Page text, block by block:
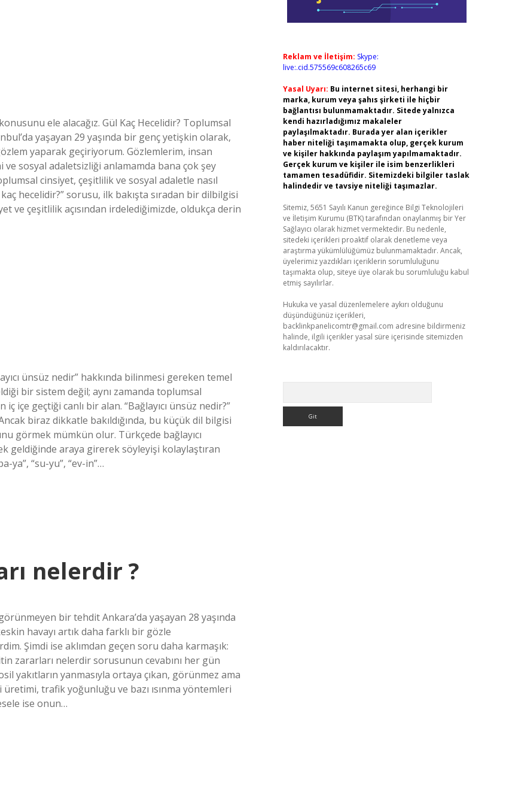
ele alacağız. Gül Kaç Hecelidir? Toplumsal
yaşayan 29 yaşında bir genç yetişkin olarak,
yaparak geçiriyorum. Gözlemlerim, insan
sosyal adaletsizliği anlamamda bana çok şey
cinsiyet, çeşitlilik ve sosyal adaletle nasıl
hecelidir?” sorusu, ilk bakışta sıradan bir dilbilgisi
çeşitlilik açısından irdelediğimizde, oldukça derin
ünsüz nedir” hakkında bilinmesi gereken temel
bir sistem değil; aynı zamanda toplumsal
geçtiği canlı bir alan. “Bağlayıcı ünsüz nedir?”
biraz dikkatle bakıldığında, bu küçük dil bilgisi
görmek mümkün olur. Türkçede bağlayıcı
geldiğinde araya girerek söyleyişi kolaylaştıran
ya”, “su-yu”, “ev-in”…
nelerdir ?
bir tehdit Ankara’da yaşayan 28 yaşında
havayı artık daha farklı bir gözle
Şimdi ise aklımdan geçen soru daha karmaşık:
zararları nelerdir sorusunun cevabını her gün
yakıtların yanmasıyla ortaya çıkan, görünmez ama
trafik yoğunluğu ve bazı ısınma yöntemleri
ise onun…
Reklam ve İletişim: Skype:
live:.cid.575569c608265c69
Yasal Uyarı: Bu internet sitesi, herhangi bir
marka, kurum veya şahıs şirketi ile hiçbir
bağlantısı bulunmamaktadır. Sitede yalnızca
kendi hazırladığımız makaleler
paylaşılmaktadır. Burada yer alan içerikler
haber niteliği taşımamakta olup, gerçek kurum
ve kişiler hakkında paylaşım yapılmamaktadır.
Gerçek kurum ve kişiler ile isim benzerlikleri
tamamen tesadüfidir. Sitemizdeki bilgiler taslak
halindedir ve tavsiye niteliği taşımazlar.
Sitemiz, 5651 Sayılı Kanun gereğince Bilgi Teknolojileri
ve İletişim Kurumu (BTK) tarafından onaylanmış bir Yer
Sağlayıcı olarak hizmet vermektedir. Bu nedenle,
sitedeki içerikleri proaktif olarak denetleme veya
araştırma yükümlülüğümüz bulunmamaktadır. Ancak,
üyelerimiz yazdıkları içeriklerin sorumluluğunu
taşımakta olup, siteye üye olarak bu sorumluluğu kabul
etmiş sayılırlar.
Hukuka ve yasal düzenlemelere aykırı olduğunu
düşündüğünüz içerikleri,
backlinkpanelicomtr@gmail.com adresine bildirmeniz
halinde, ilgili içerikler yasal süre içerisinde sitemizden
kaldırılacaktır.